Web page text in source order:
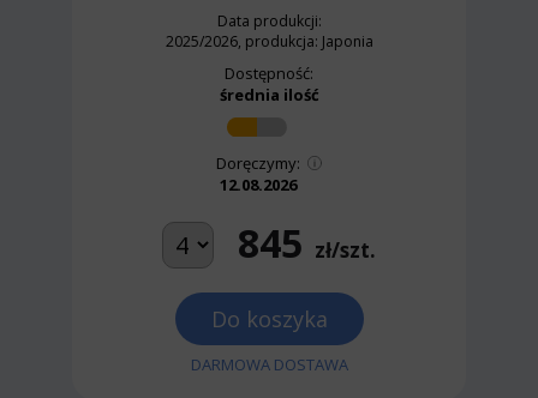
Data produkcji:
2025/2026, produkcja: Japonia
Dostępność:
średnia ilość
Doręczymy:
12.08.2026
845 zł/szt.
Do koszyka
DARMOWA DOSTAWA